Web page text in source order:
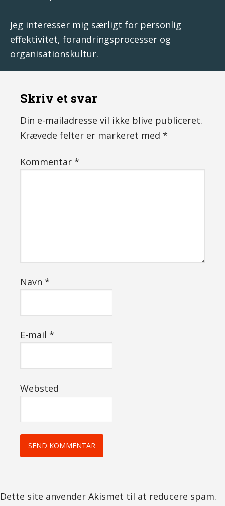
Jeg interesser mig særligt for personlig
effektivitet, forandringsprocesser og
organisationskultur.
Skriv et svar
Din e-mailadresse vil ikke blive publiceret.
Krævede felter er markeret med *
Kommentar *
Navn *
E-mail *
Websted
Dette site anvender Akismet til at reducere spam.